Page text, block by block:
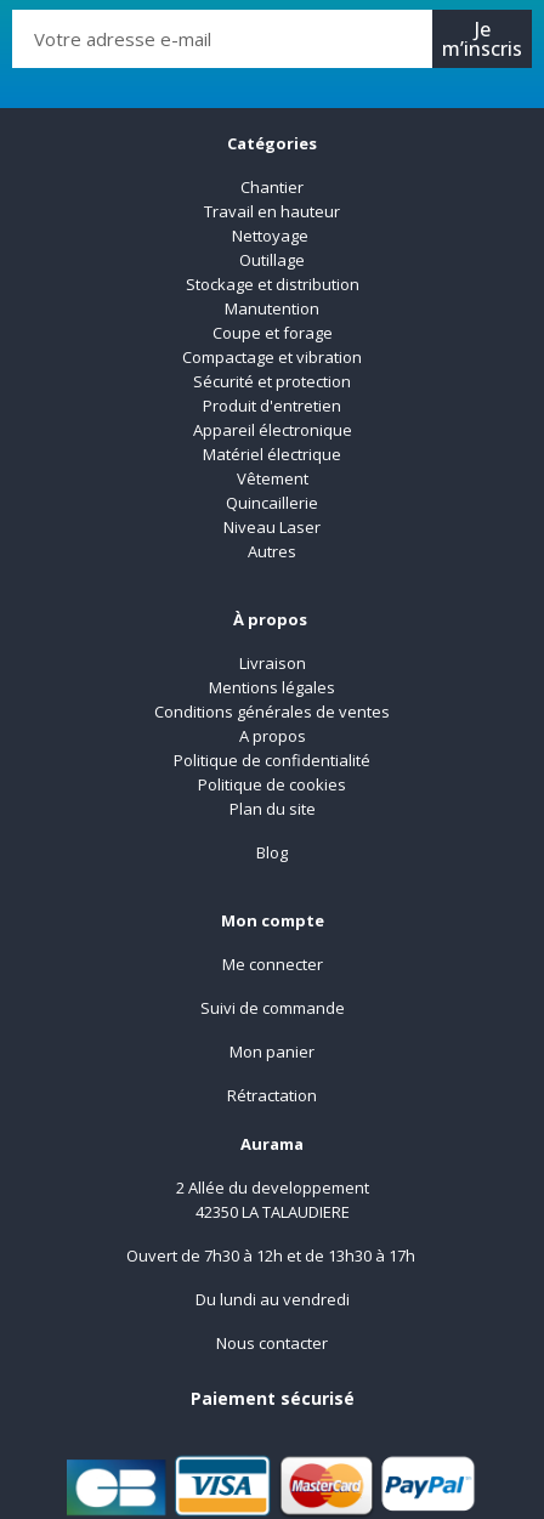
Je
m’inscris
Catégories
Chantier
Travail en hauteur
Nettoyage
Outillage
Stockage et distribution
Manutention
Coupe et forage
Compactage et vibration
Sécurité et protection
Produit d'entretien
Appareil électronique
Matériel électrique
Vêtement
Quincaillerie
Niveau Laser
Autres
À propos
Livraison
Mentions légales
Conditions générales de ventes
A propos
Politique de confidentialité
Politique de cookies
Plan du site
Blog
Mon compte
Me connecter
Suivi de commande
Mon panier
Rétractation
Aurama
2 Allée du developpement
42350 LA TALAUDIERE
Ouvert de 7h30 à 12h et de 13h30 à 17h
Du lundi au vendredi
Nous contacter
Paiement sécurisé